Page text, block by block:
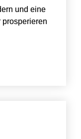
und eine
prosperieren